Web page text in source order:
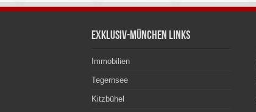
Exklusiv-München Links
Immobilien
Tegernsee
Kitzbühel